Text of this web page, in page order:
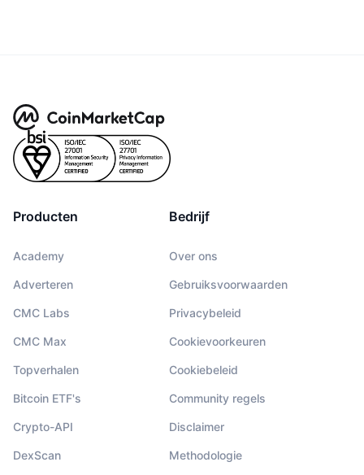
Producten
Academy
Adverteren
CMC Labs
CMC Max
Topverhalen
Bitcoin ETF's
Crypto-API
DexScan
Bedrijf
Over ons
Gebruiksvoorwaarden
Privacybeleid
Cookievoorkeuren
Cookiebeleid
Community regels
Disclaimer
Methodologie